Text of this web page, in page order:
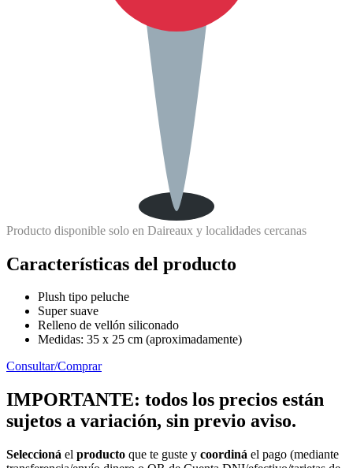
Producto disponible solo en Daireaux y localidades cercanas
Características del producto
Plush tipo peluche
Super suave
Relleno de vellón siliconado
Medidas: 35 x 25 cm (aproximadamente)
Consultar/Comprar
IMPORTANTE: todos los precios están
sujetos a variación, sin previo aviso.
Seleccioná el producto que te guste y coordiná el pago (mediante